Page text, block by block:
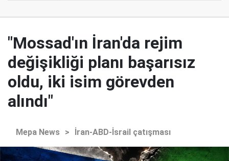
"Mossad'ın İran'da rejim
değişikliği planı başarısız
oldu, iki isim görevden
alındı"
Mepa News > İran-ABD-İsrail çatışması